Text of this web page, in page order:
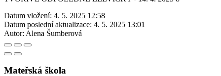
Datum vložení: 4. 5. 2025 12:58
Datum poslední aktualizace: 4. 5. 2025 13:01
Autor: Alena Šumberová
Mateřská škola